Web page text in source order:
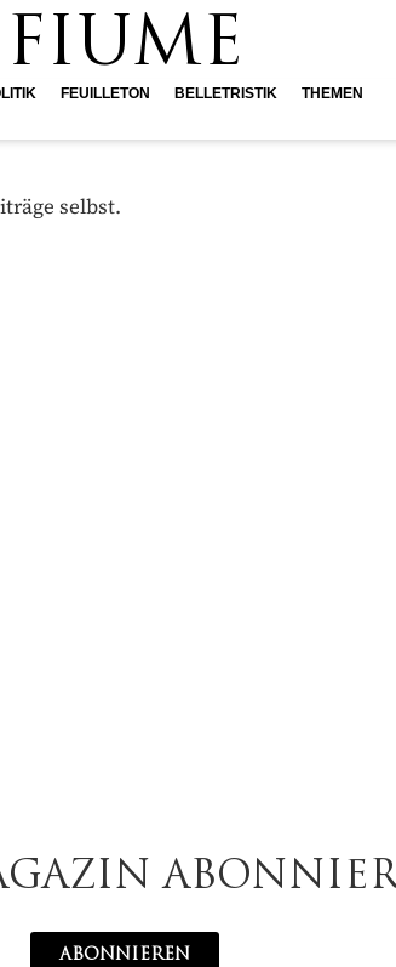
FIUME
FEUILLETON BELLETRISTIK THEMEN
selbst.
ABONNIEREN